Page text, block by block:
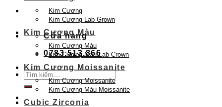
Cửa hàng
0783.513.866
Tìm
kiếm:
Kim Cương
Kim Cương Lab Grown
Kim Cương Màu
Kim Cương Màu
Kim Cương Màu Lab Crown
Kim Cương Moissanite
Kim Cương Moissanite
Kim Cương Màu Moissanite
Cubic Zirconia